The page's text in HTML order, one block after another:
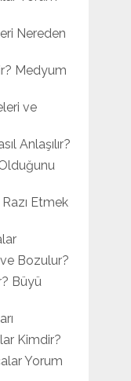
Nereden
Medyum
ve
Anlaşılır?
Etmek
ve Bozulur?
Büyü
Kimdir?
Yorum